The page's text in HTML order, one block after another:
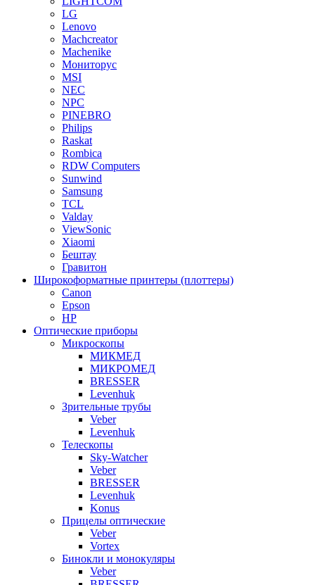
LG
Lenovo
Machcreator
Machenike
Мониторус
MSI
NEC
NPC
PINEBRO
Philips
Raskat
Rombica
RDW Computers
Sunwind
Samsung
TCL
Valday
ViewSonic
Xiaomi
Бештау
Гравитон
Широкоформатные принтеры (плоттеры)
Canon
Epson
HP
Оптические приборы
Микроскопы
МИКМЕД
МИКРОМЕД
BRESSER
Levenhuk
Зрительные трубы
Veber
Levenhuk
Телескопы
Sky-Watcher
Veber
BRESSER
Levenhuk
Konus
Прицелы оптические
Veber
Vortex
Бинокли и монокуляры
Veber